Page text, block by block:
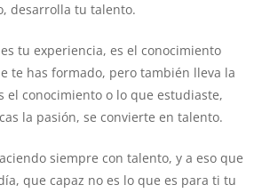
desarrolla tu talento.
tu experiencia, es el conocimiento
te has formado, pero también lleva la
el conocimiento o lo que estudiaste,
la pasión, se convierte en talento.
siempre con talento, y a eso que
que capaz no es lo que es para ti tu